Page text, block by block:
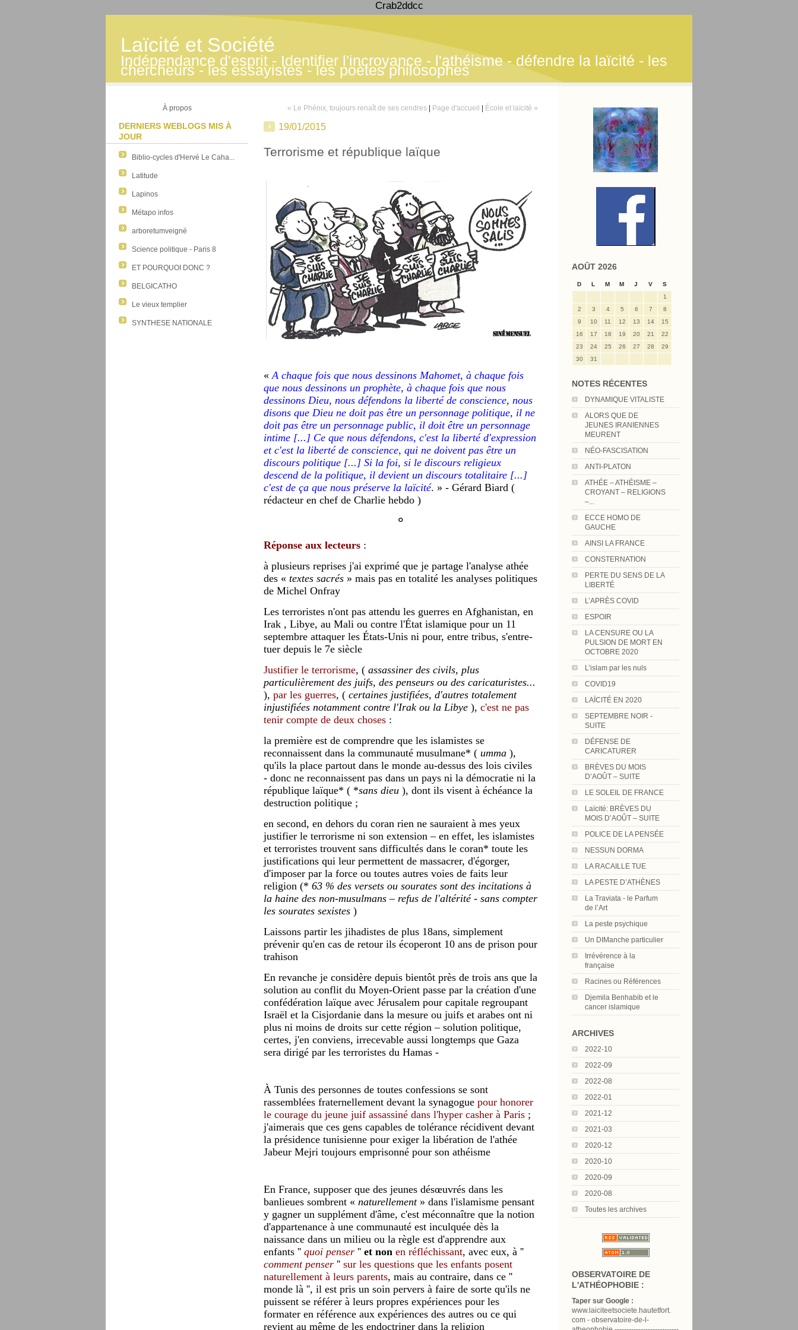
Crab2ddcc
Laïcité et Société
Indépendance d'esprit - Identifier l'incroyance - l'athéisme - défendre la laïcité - les
chercheurs - les essayistes - les poètes philosophes
À propos
DERNIERS WEBLOGS MIS À
JOUR
Biblio-cycles d'Hervé Le Caha...
Latitude
Lapinos
Métapo infos
arboretumveigné
Science politique - Paris 8
ET POURQUOI DONC ?
BELGICATHO
Le vieux templier
SYNTHESE NATIONALE
AOÛT 2026
D L M M J V
S
1
2
3 4 5 6 7
8
9
10 11 12 13 14
15
16
17 18 19 20 21
22
23
24 25 26 27 28
29
30
31
NOTES RÉCENTES
DYNAMIQUE VITALISTE
ALORS QUE DE
JEUNES IRANIENNES
MEURENT
NÉO-FASCISATION
ANTI-PLATON
ATHÉE – ATHÉISME –
CROYANT – RELIGIONS
–...
ECCE HOMO DE
GAUCHE
AINSI LA FRANCE
CONSTERNATION
PERTE DU SENS DE LA
LIBERTÉ
L’APRÈS COVID
ESPOIR
LA CENSURE OU LA
PULSION DE MORT EN
OCTOBRE 2020
L’islam par les nuls
COVID19
LAÏCITÉ EN 2020
SEPTEMBRE NOIR -
SUITE
DÉFENSE DE
CARICATURER
BRÈVES DU MOIS
D’AOÛT – SUITE
LE SOLEIL DE FRANCE
Laïcité: BRÈVES DU
MOIS D’AOÛT – SUITE
POLICE DE LA PENSÉE
NESSUN DORMA
LA RACAILLE TUE
LA PESTE D’ATHÈNES
La Traviata - le Parfum
de l’Art
La peste psychique
Un DIManche particulier
Irrévérence à la
française
Racines ou Références
Djemila Benhabib et le
cancer islamique
ARCHIVES
2022-10
2022-09
2022-08
2022-01
2021-12
2021-03
2020-12
2020-10
2020-09
2020-08
Toutes les archives
OBSERVATOIRE DE
L'ATHÉOPHOBIE :
Taper sur Google :
www.laiciteetsociete.hautetfort.
com - observatoire-de-l-
« Le Phénix, toujours renaît de ses cendres Page d'accueil École et laïcité »
19/01/2015
Terrorisme et république laïque
« A chaque fois que nous dessinons Mahomet, à chaque fois
que nous dessinons un prophète, à chaque fois que nous
dessinons Dieu, nous défendons la liberté de conscience, nous
disons que Dieu ne doit pas être un personnage politique, il ne
doit pas être un personnage public, il doit être un personnage
intime [...] Ce que nous défendons, c'est la liberté d'expression
et c'est la liberté de conscience, qui ne doivent pas être un
discours politique [...] Si la foi, si le discours religieux
descend de la politique, il devient un discours totalitaire [...]
c'est de ça que nous préserve la laïcité. » - Gérard Biard (
rédacteur en chef de Charlie hebdo )
°
Réponse aux lecteurs :
à plusieurs reprises j'ai exprimé que je partage l'analyse athée
des « textes sacrés » mais pas en totalité les analyses politiques
de Michel Onfray
Les terroristes n'ont pas attendu les guerres en Afghanistan, en
Irak , Libye, au Mali ou contre l'État islamique pour un 11
septembre attaquer les États-Unis ni pour, entre tribus, s'entre-
tuer depuis le 7e siècle
Justifier le terrorisme, ( assassiner des civils, plus
particulièrement des juifs, des penseurs ou des caricaturistes...
), par les guerres, ( certaines justifiées, d'autres totalement
injustifiées notammentcontre l'Irak ou la Libye ), c'est ne pas
tenir compte de deux choses :
la première est de comprendre que les islamistes se
reconnaissent dans la communauté musulmane* ( umma ),
qu'ils la place partout dans le monde au-dessus des lois civiles
- donc ne reconnaissent pas dans un pays ni la démocratie ni la
république laïque* ( *sans dieu ), dont ils visent à échéance la
destruction politique ;
en second, en dehors du coran rien ne sauraient à mes yeux
justifier le terrorisme ni son extension – en effet, les islamistes
et terroristes trouvent sans difficultés dans le coran* toute les
justifications qui leur permettent de massacrer, d'égorger,
d'imposer par la force ou toutes autres voies de faits leur
religion (* 63 % des versets ou sourates sont des incitations à
la haine des non-musulmans – refus de l'altérité - sans compter
les sourates sexistes )
Laissons partir les jihadistes de plus 18ans, simplement
prévenir qu'en cas de retour ils écoperont 10 ans de prison pour
trahison
En revanche je considère depuis bientôt près de trois ans que la
solution au conflit du Moyen-Orient passe par la création d'une
confédération laïque avec Jérusalem pour capitale regroupant
Israël et la Cisjordanie dans la mesure ou juifs et arabes ont ni
plus ni moins de droits sur cette région – solution politique,
certes, j'en conviens, irrecevable aussi longtemps que Gaza
sera dirigé par les terroristes du Hamas -
À Tunis des personnes de toutes confessions se sont
rassemblées fraternellement devant la synagogue pour honorer
le courage du jeune juif assassiné dans l'hyper casher à Paris ;
j'aimerais que ces gens capables de tolérance récidivent devant
la présidence tunisienne pour exiger la libération de l'athée
Jabeur Mejri toujours emprisonné pour son athéisme
En France, supposer que des jeunes désœuvrés dans les
banlieues sombrent « naturellement» dans l'islamisme pensant
y gagner un supplément d'âme, c'est méconnaître que la notion
d'appartenance à une communauté est inculquée dès la
naissance dans un milieu ou la règle est d'apprendre aux
enfants '' quoi penser '' et non en réfléchissant, avec eux, à ''
comment penser '' sur les questions que les enfants posent
naturellement à leurs parents, mais au contraire, dans ce ''
monde là '', il est pris un soin pervers à faire de sorte qu'ils ne
puissent se référer à leurs propres expériences pour les
formater en référence aux expériences des autres ou ce qui
revient au même de les endoctriner dans la religion